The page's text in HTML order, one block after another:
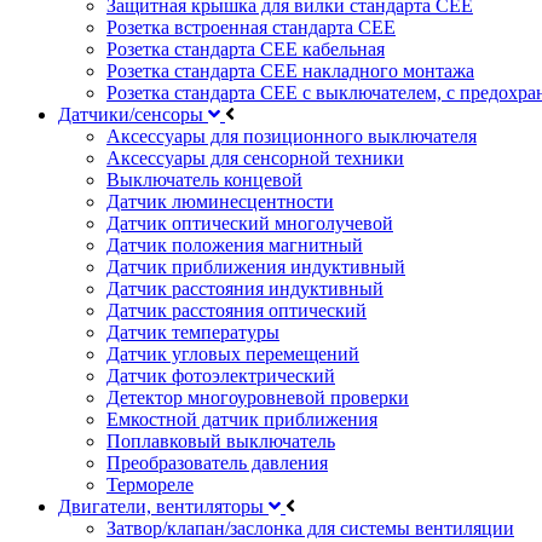
Защитная крышка для вилки стандарта CEE
Розетка встроенная стандарта CEE
Розетка стандарта СЕЕ кабельная
Розетка стандарта СЕЕ накладного монтажа
Розетка стандарта СЕЕ с выключателем, с
Датчики/сенсоры
Аксессуары для позиционного выключателя
Аксессуары для сенсорной техники
Выключатель концевой
Датчик люминесцентности
Датчик оптический многолучевой
Датчик положения магнитный
Датчик приближения индуктивный
Датчик расстояния индуктивный
Датчик расстояния оптический
Датчик температуры
Датчик угловых перемещений
Датчик фотоэлектрический
Детектор многоуровневой проверки
Емкостной датчик приближения
Поплавковый выключатель
Преобразователь давления
Термореле
Двигатели, вентиляторы
Затвор/клапан/заслонка для системы вентиляции